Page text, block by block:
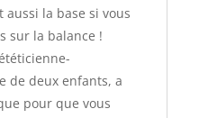
aussi la base si vous
sur la balance !
de deux enfants, a
pour que vous